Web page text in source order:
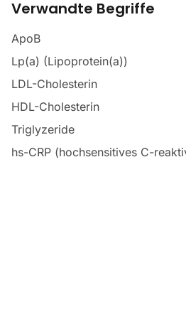
Verwandte Begriffe
ApoB
Lp(a) (Lipoprotein(a))
LDL-Cholesterin
HDL-Cholesterin
Triglyzeride
hs-CRP (hochsensitives C-